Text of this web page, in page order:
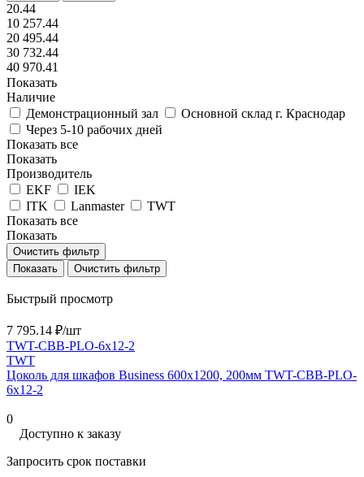
20.44
10 257.44
20 495.44
30 732.44
40 970.41
Показать
Наличие
Демонстрационный зал
Основной склад г. Краснодар
Через 5-10 рабочих дней
Показать все
Показать
Производитель
EKF
IEK
ITK
Lanmaster
TWT
Показать все
Показать
Очистить фильтр
Очистить фильтр
Быстрый просмотр
7 795.14 ₽/шт
TWT-CBB-PLO-6x12-2
TWT
Цоколь для шкафов Business 600x1200, 200мм TWT-CBB-PLO-
6x12-2
0
Доступно к заказу
Запросить срок поставки